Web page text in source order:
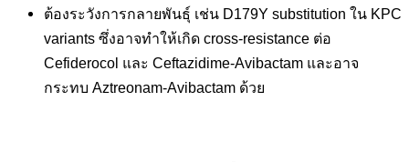
ต้องระวังการกลายพันธุ์ เช่น D179Y substitution ใน KPC
variants ซึ่งอาจทำให้เกิด cross-resistance ต่อ
Cefiderocol และ Ceftazidime-Avibactam และอาจ
กระทบ Aztreonam-Avibactam ด้วย